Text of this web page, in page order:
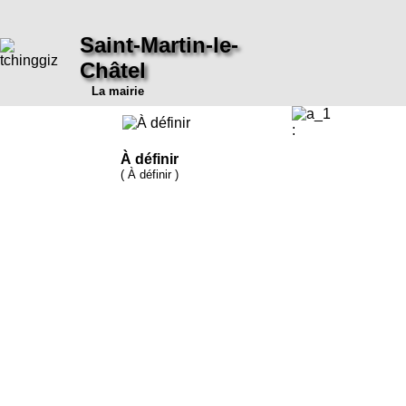
Saint-Martin-le-
Châtel
La mairie
À définir
( À définir )
: